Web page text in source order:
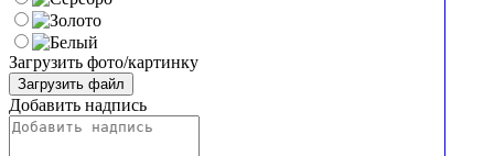
Загрузить фото/картинку
Загрузить файл
Добавить надпись